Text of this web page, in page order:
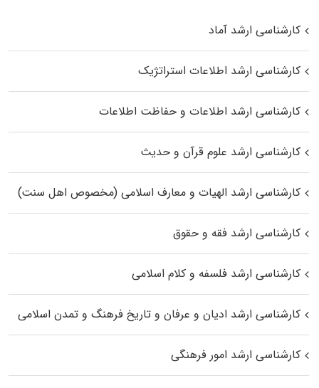
کارشناسی ارشد آماد
کارشناسی ارشد اطلاعات استراتژیک
کارشناسی ارشد اطلاعات و حفاظت اطلاعات
کارشناسی ارشد علوم قرآن و حدیث
کارشناسی ارشد الهیات و معارف اسلامی (مخصوص اهل سنت)
کارشناسی ارشد فقه و حقوق
کارشناسی ارشد فلسفه و کلام اسلامی
کارشناسی ارشد ادیان و عرفان و تاریخ فرهنگ و تمدن اسلامی
کارشناسی ارشد امور فرهنگی